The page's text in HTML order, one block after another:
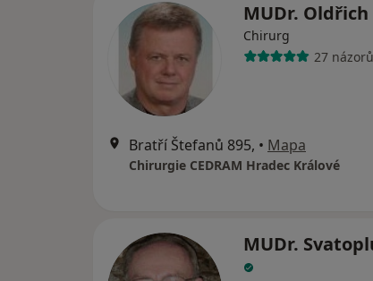
MUDr. Oldřich
Chirurg
27 názorů
Bratří Štefanů 895, • Mapa
Chirurgie CEDRAM Hradec Králové
MUDr.